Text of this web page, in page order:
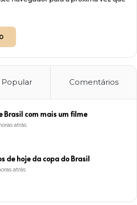
Popular Comentários
Brasil com mais um filme
atrás
de hoje da copa do Brasil
atrás